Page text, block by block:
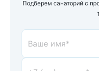
Подберем санаторий с